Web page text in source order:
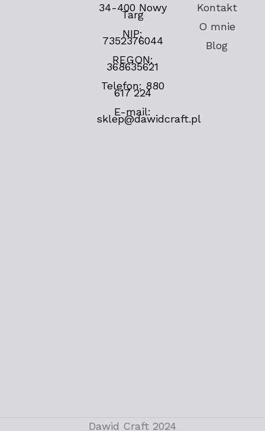
34-400 Nowy
Targ
NIP:
7352376044
REGON:
368635621
Telefon: 880
617 224
E-mail:
sklep@dawidcraft.pl
Kontakt
O mnie
Blog
Dawid Craft 2024